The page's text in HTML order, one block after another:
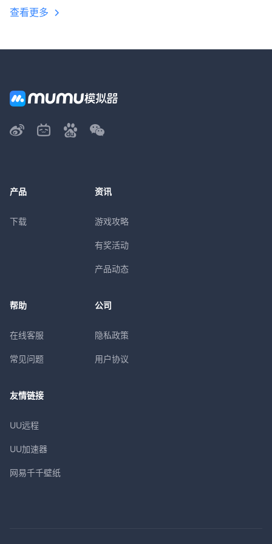
查看更多
产品
下载
资讯
游戏攻略
有奖活动
产品动态
帮助
在线客服
常见问题
公司
隐私政策
用户协议
友情链接
UU远程
UU加速器
网易千千壁纸